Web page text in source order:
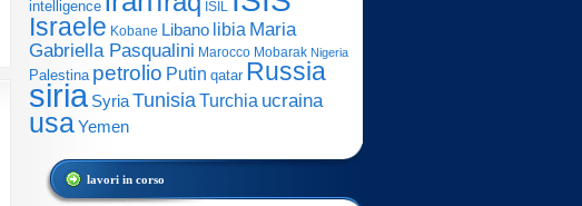
intelligence ISIL
Israele Kobane Libano libia Maria
Gabriella Pasqualini Marocco Mobarak Nigeria
Palestina petrolio Putin qatar Russia
siria SyriaTunisiaTurchia ucraina
usaYemen
lavori in corso